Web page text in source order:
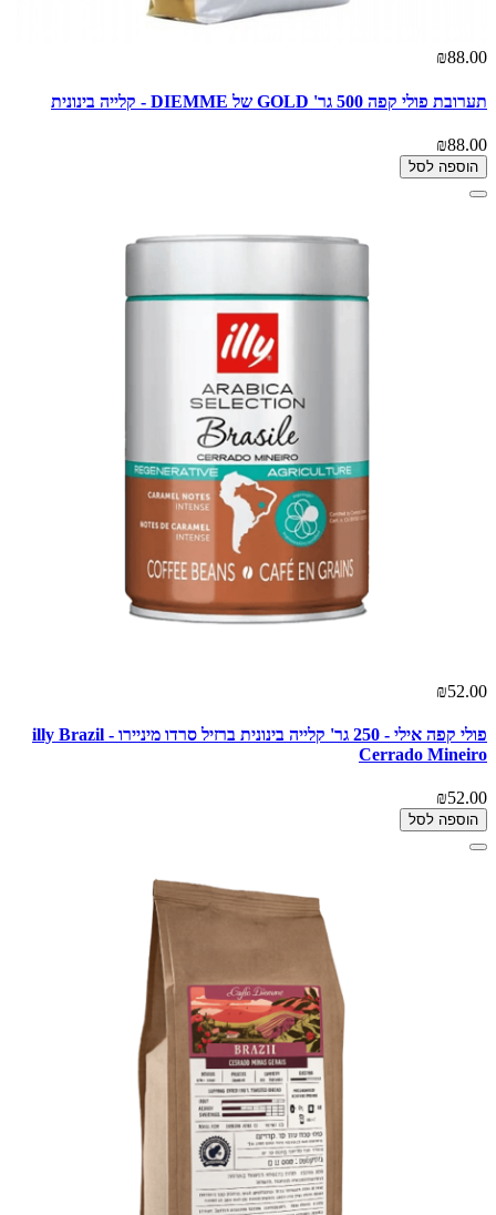
₪88.00
תערובת פולי קפה 500 גר' GOLD של DIEMME - קלייה בינונית
₪88.00
הוספה לסל
₪52.00
פולי קפה אילי - 250 גר' קלייה בינונית ברזיל סרדו מיניירו - illy Brazil
Cerrado Mineiro
₪52.00
הוספה לסל